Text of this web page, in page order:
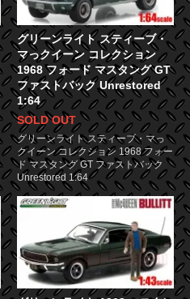
グリーンライト スティーブ・
マっクイーン コレクション
1968 フォード マスタング GT
ファストバック Unrestored
1:64
SOLD OUT
グリーンライト スティーブ・マっ
クイーン コレクション 1968 フォー
ド マスタング GT ファストバック
Unrestored 1:64